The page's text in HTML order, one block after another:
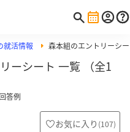
就活情報 森本組のエントリーシ
ーシート 一覧 （全1
答例
お気に入り (107)